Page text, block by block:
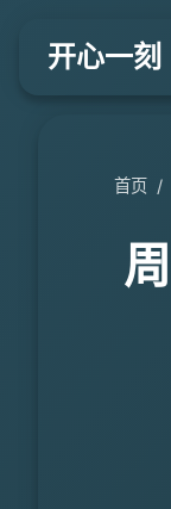
开心一刻
首页 /